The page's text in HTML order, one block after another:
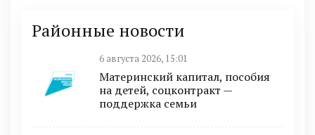
Районные новости
6 августа 2026, 15:01
Материнский капитал, пособия
на детей, соцконтракт —
поддержка семьи